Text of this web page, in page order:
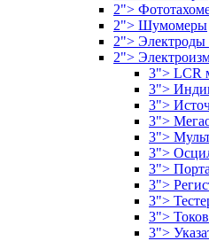
2">
2"> Шумомеры
2"> Электроды
2">
3"> LCR
3">
3">
3">
3">
3">
3">
3">
3">
3">
3">